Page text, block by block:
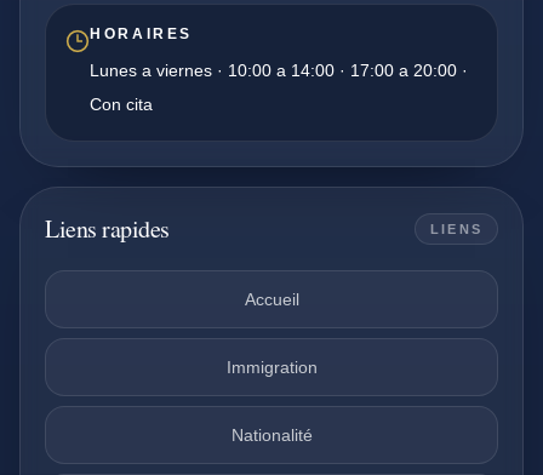
HORAIRES
Lunes a viernes · 10:00 a 14:00 · 17:00 a 20:00 ·
Con cita
Liens rapides LIENS
Accueil
Immigration
Nationalité